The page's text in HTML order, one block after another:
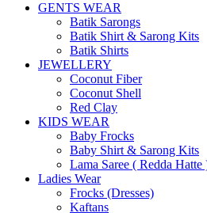
GENTS WEAR
Batik Sarongs
Batik Shirt & Sarong Kits
Batik Shirts
JEWELLERY
Coconut Fiber
Coconut Shell
Red Clay
KIDS WEAR
Baby Frocks
Baby Shirt & Sarong Kits
Lama Saree ( Redda Hatte
Ladies Wear
Frocks (Dresses)
Kaftans